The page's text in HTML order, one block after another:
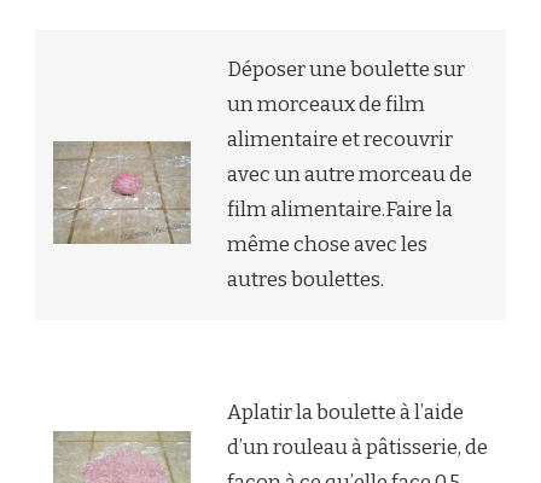
Déposer une boulette sur
un morceaux de film
alimentaire et recouvrir
avec un autre morceau de
film alimentaire.Faire la
même chose avec les
autres boulettes.
Aplatir la boulette à l’aide
d’un rouleau à pâtisserie, de